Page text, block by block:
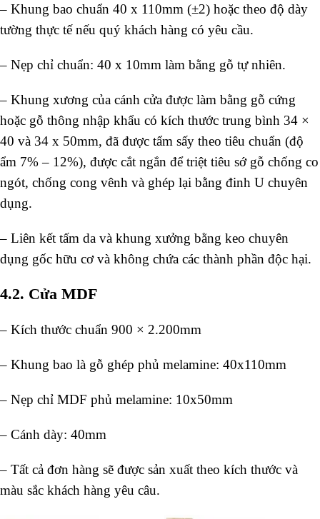
– Khung bao chuẩn 40 x 110mm (±2) hoặc theo độ dày
tường thực tế nếu quý khách hàng có yêu cầu.
– Nẹp chỉ chuẩn: 40 x 10mm làm bằng gỗ tự nhiên.
– Khung xương của cánh cửa được làm bằng gỗ cứng
hoặc gỗ thông nhập khẩu có kích thước trung bình 34 ×
40 và 34 x 50mm, đã được tẩm sấy theo tiêu chuẩn (độ
ẩm 7% – 12%), được cắt ngắn để triệt tiêu sớ gỗ chống co
ngót, chống cong vênh và ghép lại bằng đinh U chuyên
dụng.
– Liên kết tấm da và khung xưởng bằng keo chuyên
dụng gốc hữu cơ và không chứa các thành phần độc hại.
4.2. Cửa MDF
– Kích thước chuẩn 900 × 2.200mm
– Khung bao là gỗ ghép phủ melamine: 40x110mm
– Nẹp chỉ MDF phủ melamine: 10x50mm
– Cánh dày: 40mm
– Tất cả đơn hàng sẽ được sản xuất theo kích thước và
màu sắc khách hàng yêu câu.